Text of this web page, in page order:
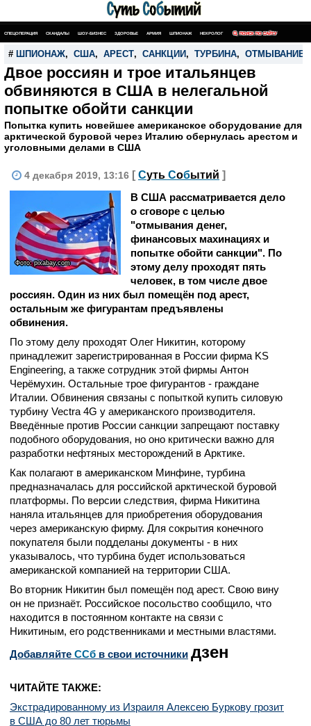
СПЕЦОПЕРАЦИЯ СКАНДАЛЫ ШОУ-БИЗНЕС ЗДОРОВЬЕ АРМИЯ ШПИОНАЖ НЕКРОЛОГ ПОИСК ПО САЙТУ
# ШПИОНАЖ, США, АРЕСТ, САНКЦИИ , ТУРБИНА, ОТМЫВАНИЕ
Двое россиян и трое итальянцев
обвиняются в США в нелегальной
попытке обойти санкции
Попытка купить новейшее американское оборудование для
арктической буровой через Италию обернулась арестом и
уголовными делами в США
4 декабря 2019, 13:16 [ Суть Событий ]
Фото: pixabay.com
В США рассматривается дело
о сговоре с целью
"отмывания денег,
финансовых махинациях и
попытке обойти санкции". По
этому делу проходят пять
человек, в том числе двое
россиян. Один из них был помещён под арест,
остальным же фигурантам предъявлены
обвинения.
По этому делу проходят Олег Никитин, которому
принадлежит зарегистрированная в России фирма KS
Engineering, а также сотрудник этой фирмы Антон
Черёмухин. Остальные трое фигурантов - граждане
Италии. Обвинения связаны с попыткой купить силовую
турбину Vectra 4G у американского производителя.
Введённые против России санкции запрещают поставку
подобного оборудования, но оно критически важно для
разработки нефтяных месторождений в Арктике.
Как полагают в американском Минфине, турбина
предназначалась для российской арктической буровой
платформы. По версии следствия, фирма Никитина
наняла итальянцев для приобретения оборудования
через американскую фирму. Для сокрытия конечного
покупателя были подделаны документы - в них
указывалось, что турбина будет использоваться
американской компанией на территории США.
Во вторник Никитин был помещён под арест. Свою вину
он не признаёт. Российское посольство сообщило, что
находится в постоянном контакте на связи с
Никитиным, его родственниками и местными властями.
Добавляйте CСб в свои источники дзен
ЧИТАЙТЕ ТАКЖЕ:
Экстрадированному из Израиля Алексею Буркову грозит
в США до 80 лет тюрьмы